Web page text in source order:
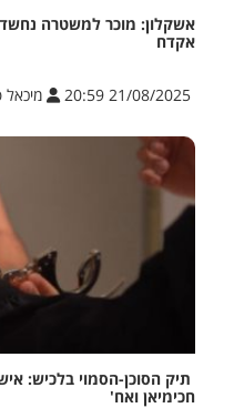
אשקלון: מוכר למשטרה נחשד
אקדח
21/08/2025 20:59 מיכאל
תיק הסוכן-הסמוי בלכיש:
חכימיאן ואח'